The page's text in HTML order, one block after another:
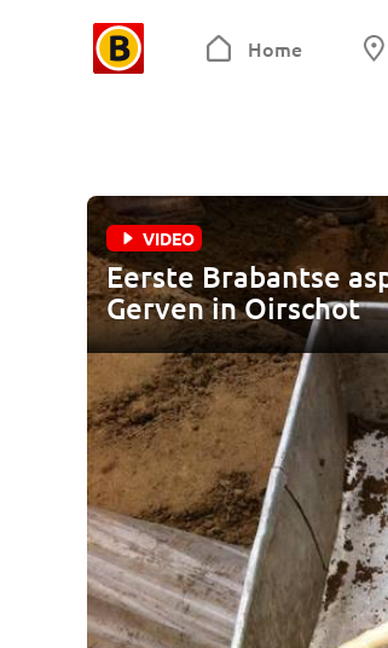
Home
VIDEO
Eerste Brabantse
Gerven in Oirschot